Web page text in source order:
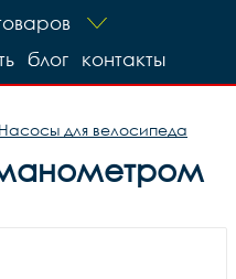
контакты
блог
Насосы для велосипеда